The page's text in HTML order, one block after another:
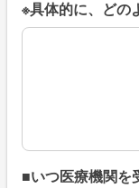
※具体的に、どの
※具体的に、どの
■いつ医療機関を